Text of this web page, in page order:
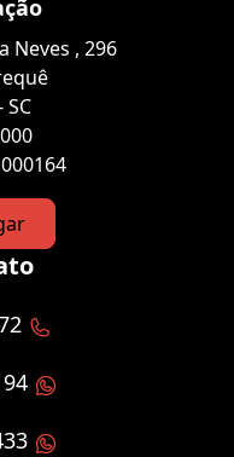
Neves , 296